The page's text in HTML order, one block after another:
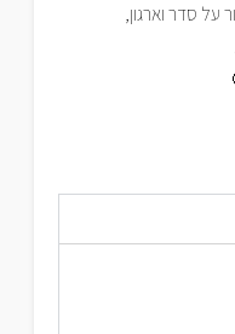
על סדר וארגון,